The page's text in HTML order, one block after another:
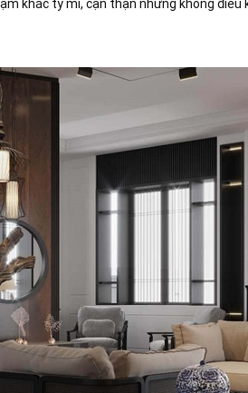
khắc tỷ mỉ, cận thận nhưng không điêu